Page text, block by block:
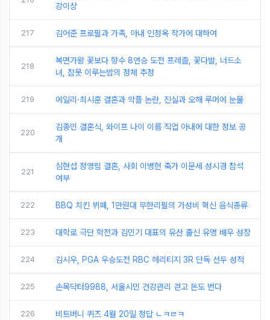
강이상
217 김어준 프로필과 가족, 아내 인정옥 작가에 대하여
218
복면가왕 꽃보다 향수 8연승 도전 프레즐, 꽃다발, 너드소
녀, 잠못 이루는밤의 정체 추정
219 에일리·최시훈 결혼과 악플 논란, 진실과 오해 루머에 눈물
220
김종민 결혼식, 와이프 나이 이름 직업 아내에 대한 정보 공
개
221
심현섭 정영림 결혼, 사회 이병헌 축가 이문세 성시경 참석
여부
222 BBQ 치킨 뷔페, 1만원대 무한리필의 가성비 혁신 음식종류
223 대학로 극단 학전과 김민기 대표의 유산 출신 유명 배우 성장
224 김시우, PGA 우승도전 RBC 헤리티지 3R 단독 선두 성적
225 손목닥터9988, 서울시민 건강관리 걷고 돈도 번다
226 비트버니 퀴즈 4월 20일 정답 ㄴㅋㄹㅋ